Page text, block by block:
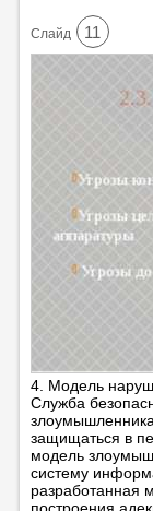
Cлайд 11
4. Модель
Служба
защищаться в
модель
систему
разработанная
построения